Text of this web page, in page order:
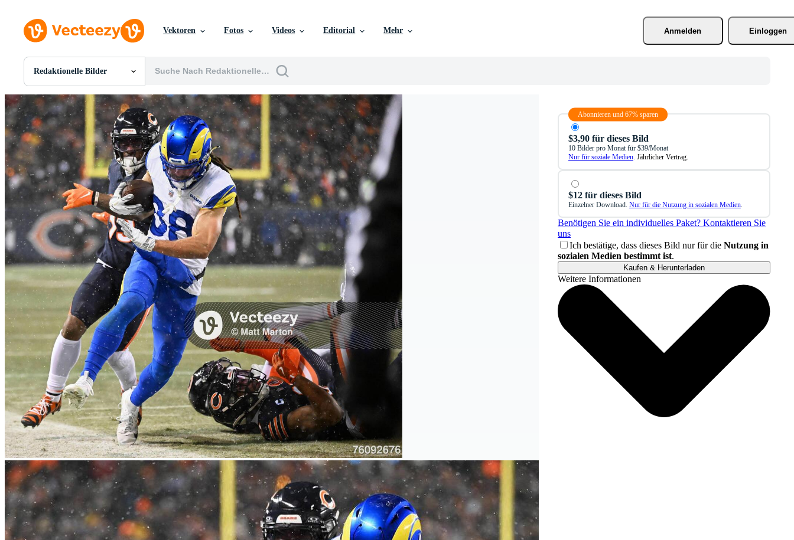
Vektoren Fotos Videos Editorial Mehr Anmelden Einloggen
Redaktionelle Bilder
Alle Bilder
Fotos
PNGs
PSDs
SVGs
Vorlagen
Vektoren
Videos
Motion Graphics
Redaktionelle Bilder
Redaktionelle Ereignisse
Abonnieren und 67% sparen
$3,90 für dieses Bild
10 Bilder pro Monat für $39/Monat
Nur für soziale Medien. Jährlicher Vertrag.
$12 für dieses Bild
Einzelner Download. Nur für die Nutzung in sozialen Medien.
Benötigen Sie ein individuelles Paket? Kontaktieren Sie
uns
Ich bestätige, dass dieses Bild nur für die Nutzung in
sozialen Medien bestimmt ist.
Kaufen & Herunterladen
Weitere Informationen